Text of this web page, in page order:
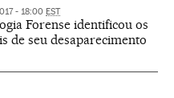
- 18:00 EST
Forense identificou os
de seu desaparecimento